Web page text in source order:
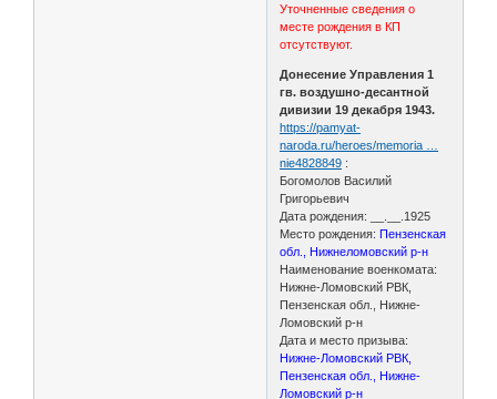
Уточненные сведения о
месте рождения в КП
отсутствуют.
Донесение Управления 1
гв. воздушно-десантной
дивизии 19 декабря 1943.
https://pamyat-
naroda.ru/heroes/memoria …
nie4828849 :
Богомолов Василий
Григорьевич
Дата рождения: __.__.1925
Место рождения:Пензенская
обл., Нижнеломовский р-н
Наименование военкомата:
Нижне-Ломовский РВК,
Пензенская обл., Нижне-
Ломовский р-н
Дата и место призыва:
Нижне-Ломовский РВК,
Пензенская обл., Нижне-
Ломовский р-н